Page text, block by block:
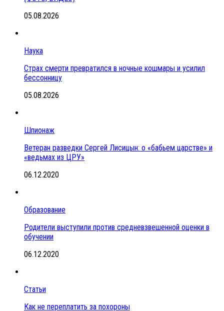
05.08.2026
Наука
Страх смерти превратился в ночные кошмары и усилил
бессонницу
05.08.2026
Шпионаж
Ветеран разведки Сергей Лисицын: о «бабьем царстве» и
«ведьмах из ЦРУ»
06.12.2020
Образование
Родители выступили против средневзвешенной оценки в
обучении
06.12.2020
Статьи
Как не переплатить за похороны